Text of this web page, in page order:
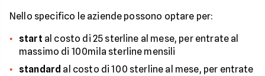
Nello specifico le aziende possono optare per:
start al costo di 25 sterline al mese, per entrate al
massimo di 100mila sterline mensili
standard al costo di 100 sterline al mese, per entrate